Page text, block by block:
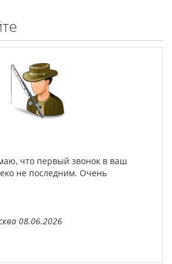
что первый звонок в ваш
не последним. Очень
08.06.2026